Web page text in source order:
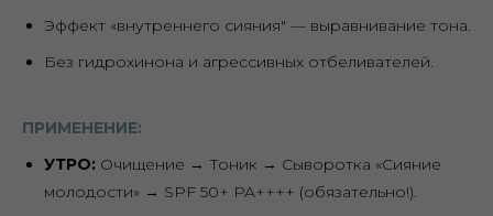
Эффект «внутреннего сияния" — выравнивание тона.
Без гидрохинона и агрессивных отбеливателей.
ПРИМЕНЕНИЕ:
УТРО: Очищение → Тоник → Сыворотка «Сияние
молодости» → SPF 50+ PA++++ (обязательно!).